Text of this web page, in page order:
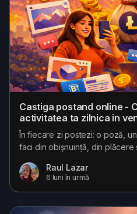
Castiga postand online -
activitatea ta zilnica in
În fiecare zi postezi: o poză,
faci din obișnuință, din plăcere
timp investit online nu ar putea
Socializari, rețeaua socială
uri,...
Raul Lazar
6 luni în urmă